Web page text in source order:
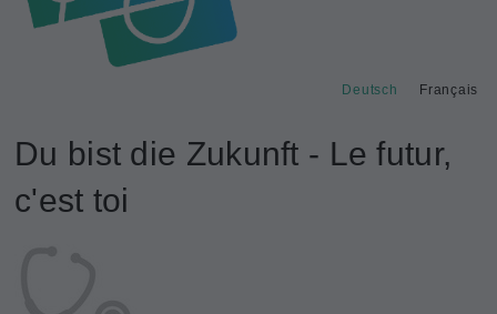
Deutsch Français
Du bist die Zukunft - Le futur,
c'est toi